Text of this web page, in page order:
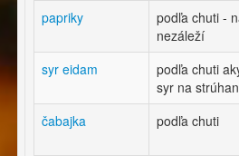
papriky
podľa chuti -
nezáleží
syr eidam
podľa chuti
syr na
čabajka
podľa chuti